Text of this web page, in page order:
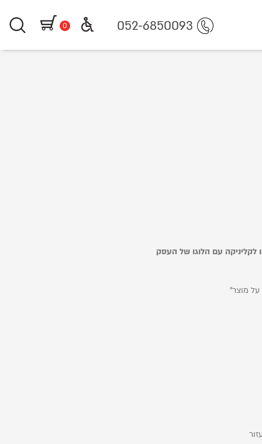
https://
0 052-6850093
לקליניקה עם הלוגו של העסק
מוצר"